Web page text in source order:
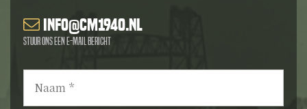
info@cm1940.nl
Stuur ons een e-mail bericht
Naam *